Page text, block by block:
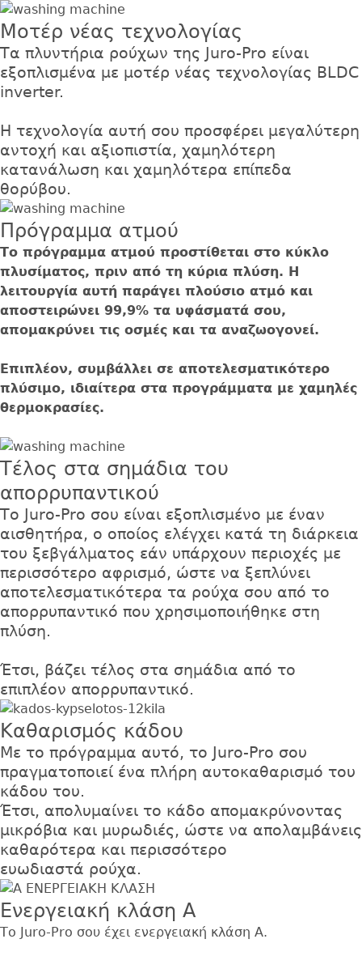
Μοτέρ νέας τεχνολογίας
Τα πλυντήρια ρούχων της Juro-Pro είναι
εξοπλισμένα με μοτέρ νέας τεχνολογίας BLDC
inverter.
Η τεχνολογία αυτή σου προσφέρει μεγαλύτερη
αντοχή και αξιοπιστία, χαμηλότερη
κατανάλωση και χαμηλότερα επίπεδα
θορύβου.
Πρόγραμμα ατμού
Το πρόγραμμα ατμού προστίθεται στο κύκλο
πλυσίματος, πριν από τη κύρια πλύση. Η
λειτουργία αυτή παράγει πλούσιο ατμό και
αποστειρώνει 99,9% τα υφάσματά σου,
απομακρύνει τις οσμές και τα αναζωογονεί.
Επιπλέον, συμβάλλει σε αποτελεσματικότερο
πλύσιμο, ιδιαίτερα στα προγράμματα με χαμηλές
θερμοκρασίες.
Τέλος στα σημάδια του
απορρυπαντικού
Το Juro-Pro σου είναι εξοπλισμένο με έναν
αισθητήρα, ο οποίος ελέγχει κατά τη διάρκεια
του ξεβγάλματος εάν υπάρχουν περιοχές με
περισσότερο αφρισμό, ώστε να ξεπλύνει
αποτελεσματικότερα τα ρούχα σου από το
απορρυπαντικό που χρησιμοποιήθηκε στη
πλύση.
Έτσι, βάζει τέλος στα σημάδια από το
επιπλέον απορρυπαντικό.
Καθαρισμός κάδου
Με το πρόγραμμα αυτό, το Juro-Pro σου
πραγματοποιεί ένα πλήρη αυτοκαθαρισμό του
κάδου του.
Έτσι, απολυμαίνει το κάδο απομακρύνοντας
μικρόβια και μυρωδιές, ώστε να απολαμβάνεις
καθαρότερα και περισσότερο
ευωδιαστά ρούχα.
Ενεργειακή κλάση Α
Το Juro-Pro σου έχει ενεργειακή κλάση Α.